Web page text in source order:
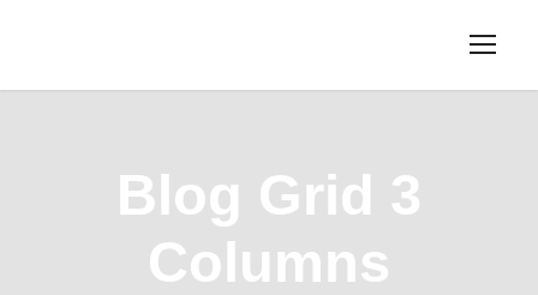
Blog Grid 3
Columns